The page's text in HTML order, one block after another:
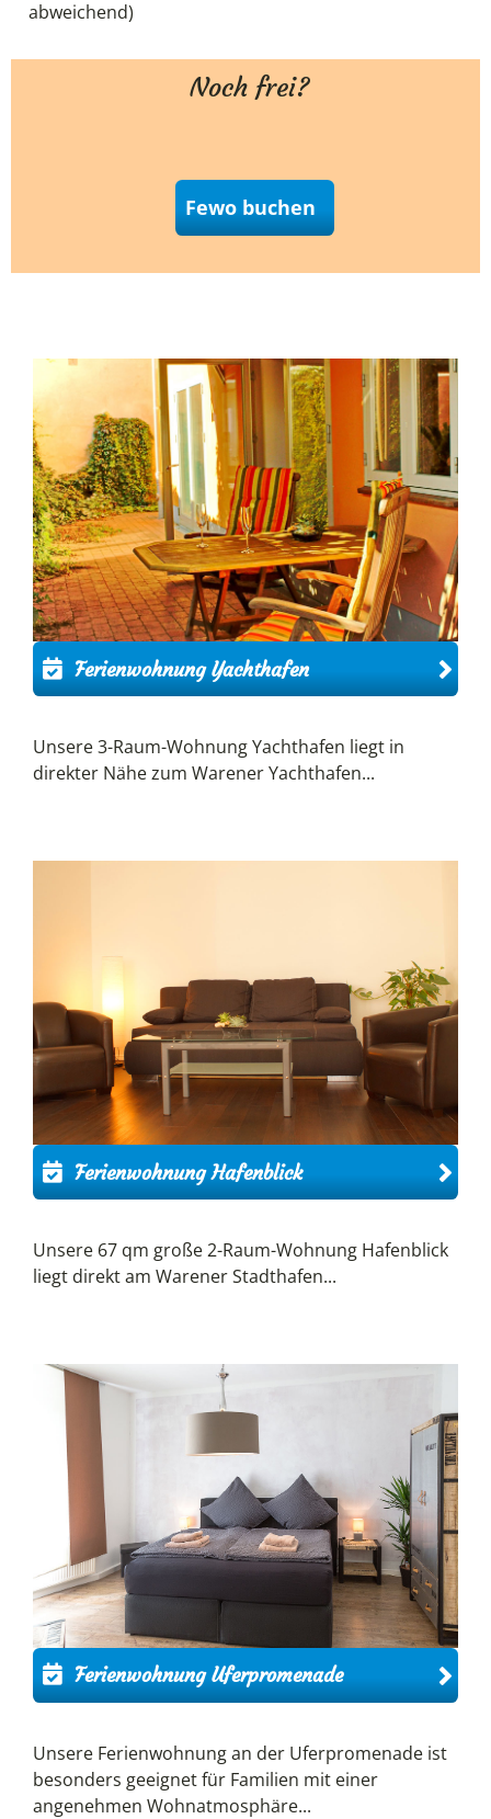
abweichend)
Noch frei?
Fewo buchen
Ferienwohnung Yachthafen
Unsere 3-Raum-Wohnung Yachthafen liegt in
direkter Nähe zum Warener Yachthafen...
Ferienwohnung Hafenblick
Unsere 67 qm große 2-Raum-Wohnung Hafenblick
liegt direkt am Warener Stadthafen...
Ferienwohnung Uferpromenade
Unsere Ferienwohnung an der Uferpromenade ist
besonders geeignet für Familien mit einer
angenehmen Wohnatmosphäre...